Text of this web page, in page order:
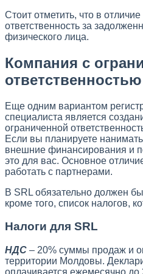
Стоит отметить, что в
ответственность за
физического лица.
Компания с
Еще одним вариантом
специалиста является
ограниченной
Если вы планируете
внешние финансирования и
это для вас. Основное
работать с партнерами.
В SRL обязательно должен
кроме того, список налогов,
Налоги для SRL
НДС – 20% суммы продаж и
территории Молдовы.